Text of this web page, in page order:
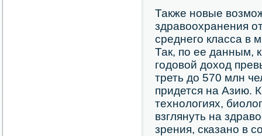
Также новые
здравоохранения
среднего класса в
Так, по ее данным,
годовой доход
треть до 570 млн
придется на Азию.
технологиях,
взглянуть на
зрения, сказано в